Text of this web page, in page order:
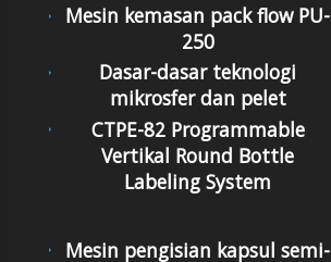
Mesin kemasan pack flow PU-
250
Dasar-dasar teknologi
mikrosfer dan pelet
CTPE-82 Programmable
Vertikal Round Bottle
Labeling System
Mesin pengisian kapsul semi-